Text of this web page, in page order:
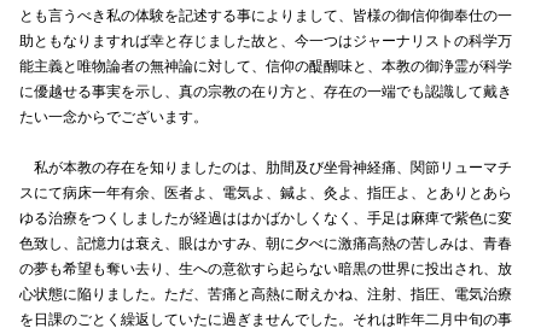
とも言うべき私の体験を記述する事によりまして、皆様の御信仰御奉仕の一
助ともなりますれば幸と存じました故と、今一つはジャーナリストの科学万
能主義と唯物論者の無神論に対して、信仰の醍醐味と、本教の御浄霊が科学
に優越せる事実を示し、真の宗教の在り方と、存在の一端でも認識して戴き
たい一念からでございます。
私が本教の存在を知りましたのは、肋間及び坐骨神経痛、関節リューマチ
スにて病床一年有余、医者よ、電気よ、鍼よ、灸よ、指圧よ、とありとあら
ゆる治療をつくしましたが経過ははかばかしくなく、手足は麻痺で紫色に変
色致し、記憶力は衰え、眼はかすみ、朝に夕べに激痛高熱の苦しみは、青春
の夢も希望も奪い去り、生への意欲すら起らない暗黒の世界に投出され、放
心状態に陥りました。ただ、苦痛と高熱に耐えかね、注射、指圧、電気治療
を日課のごとく繰返していたに過ぎませんでした。それは昨年二月中旬の事